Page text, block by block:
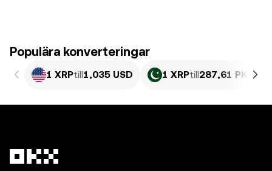
Populära konverteringar
1 XRPtill1,035 USD 1 XRPtill287,61 PKR